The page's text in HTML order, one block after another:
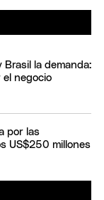
la demanda:
el negocio
por las
US$250 millones